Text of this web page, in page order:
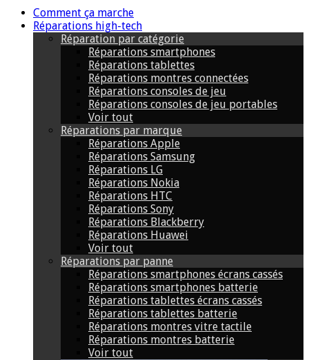
Comment ça marche
Réparations high-tech
Réparation par catégorie
Réparations smartphones
Réparations tablettes
Réparations montres connectées
Réparations consoles de jeu
Réparations consoles de jeu portables
Voir tout
Réparations par marque
Réparations Apple
Réparations Samsung
Réparations LG
Réparations Nokia
Réparations HTC
Réparations Sony
Réparations Blackberry
Réparations Huawei
Voir tout
Réparations par panne
Réparations smartphones écrans cassés
Réparations smartphones batterie
Réparations tablettes écrans cassés
Réparations tablettes batterie
Réparations montres vitre tactile
Réparations montres batterie
Voir tout